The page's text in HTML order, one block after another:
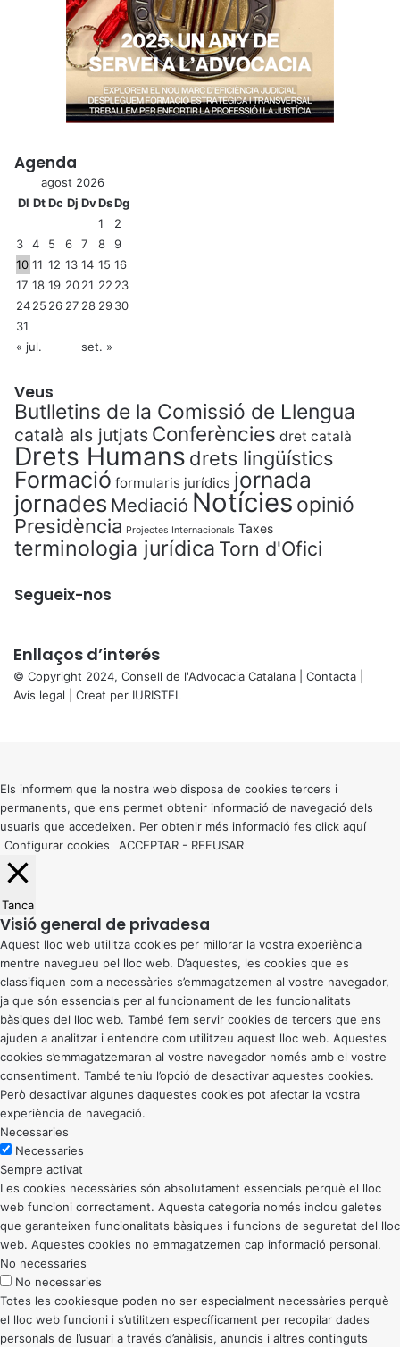
Agenda
agost 2026
Dl DtDc Dj DvDsDg
1
2
3
4 5 6 7 8
9
10 11 12 13 14 15 16
17 18 19 2021 22 23
2425 26 27 28 2930
31
« jul.
set. »
Veus
Butlletins de la Comissió de Llengua
català als jutjats Conferències dret català
Drets Humans drets lingüístics
Formació formularis jurídics jornada
jornades Mediació Notícies opinió
Presidència Projectes Internacionals Taxes
terminologia jurídica Torn d'Ofici
Segueix-nos
Enllaços d’interés
© Copyright 2024, Consell de l'Advocacia Catalana | Contacta
Avís legal | Creat per IURISTEL
button
Els informem que la nostra web disposa de cookies tercers i
permanents, que ens permet obtenir informació de navegació dels
usuaris que accedeixen. Per obtenir més informació fes click aquí
Configurar cookies
ACCEPTAR - REFUSAR
Tanca
Visió general de privadesa
Aquest lloc web utilitza cookies per millorar la vostra experiència
mentre navegueu pel lloc web. D’aquestes, les cookies que es
classifiquen com a necessàries s’emmagatzemen al vostre navegador,
ja que són essencials per al funcionament de les funcionalitats
bàsiques del lloc web. També fem servir cookies de tercers que ens
ajuden a analitzar i entendre com utilitzeu aquest lloc web. Aquestes
cookies s’emmagatzemaran al vostre navegador només amb el vostre
consentiment. També teniu l’opció de desactivar aquestes cookies.
Però desactivar algunes d’aquestes cookies pot afectar la vostra
experiència de navegació.
Necessaries
Necessaries
Sempre activat
Les cookies necessàries són absolutament essencials perquè el lloc
web funcioni correctament. Aquesta categoria només inclou galetes
que garanteixen funcionalitats bàsiques i funcions de seguretat del lloc
web. Aquestes cookies no emmagatzemen cap informació personal.
No necessaries
No necessaries
Totes les cookiesque poden no ser especialment necessàries perquè
el lloc web funcioni i s’utilitzen específicament per recopilar dades
personals de l’usuari a través d’anàlisis, anuncis i altres continguts